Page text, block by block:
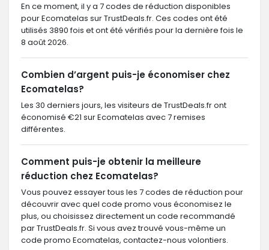
En ce moment, il y a 7 codes de réduction disponibles
pour Ecomatelas sur TrustDeals.fr. Ces codes ont été
utilisés 3890 fois et ont été vérifiés pour la dernière fois le
8 août 2026.
Combien d’argent puis-je économiser chez
Ecomatelas?
Les 30 derniers jours, les visiteurs de TrustDeals.fr ont
économisé €21 sur Ecomatelas avec 7 remises
différentes.
Comment puis-je obtenir la meilleure
réduction chez Ecomatelas?
Vous pouvez essayer tous les 7 codes de réduction pour
découvrir avec quel code promo vous économisez le
plus, ou choisissez directement un code recommandé
par TrustDeals.fr. Si vous avez trouvé vous-même un
code promo Ecomatelas, contactez-nous volontiers.